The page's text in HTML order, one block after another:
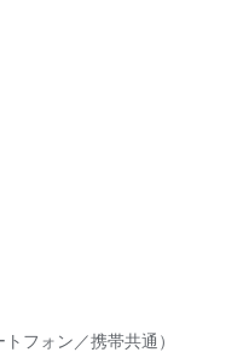
フォン／携帯共通）